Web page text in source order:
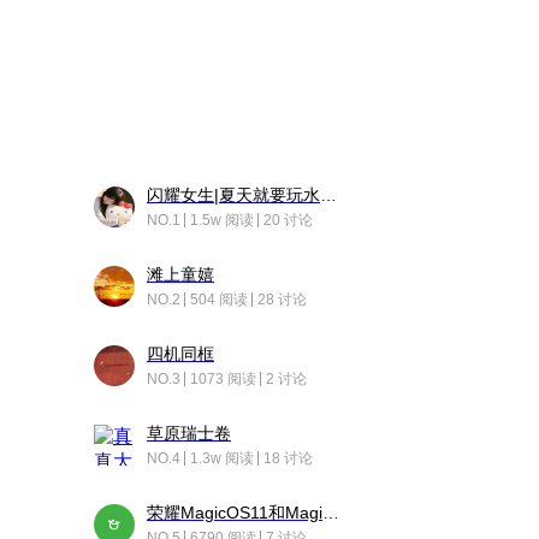
NO.1 1.5w 阅读 20 讨论
滩上童嬉
NO.2 504 阅读 28 讨论
四机同框
NO.3 1073 阅读 2 讨论
草原瑞士卷
NO.4 1.3w 阅读 18 讨论